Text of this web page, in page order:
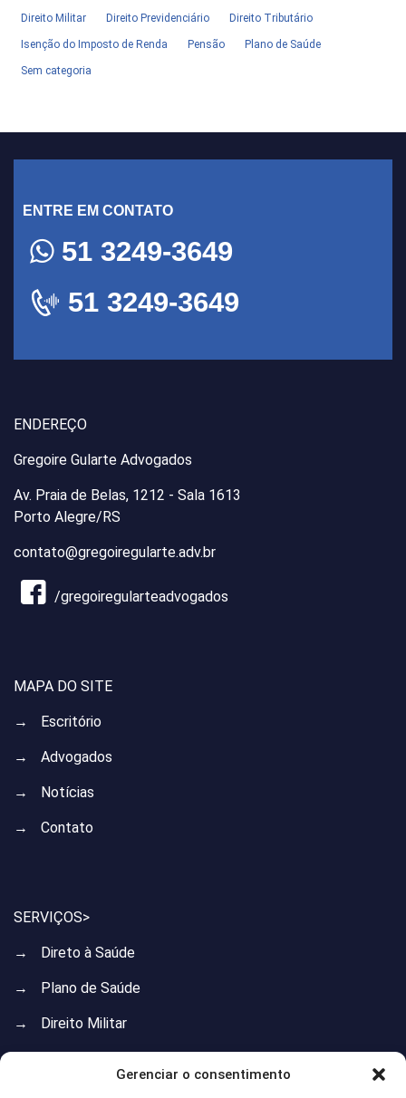
Gerenciar o consentimento
Direito Militar Direito Previdenciário Direito Tributário
Isenção do Imposto de Renda Pensão Plano de Saúde
Sem categoria
ENTRE EM CONTATO
51 3249-3649
51 3249-3649
ENDEREÇO
Gregoire Gularte Advogados
Av. Praia de Belas, 1212 - Sala 1613
Porto Alegre/RS
contato@gregoiregularte.adv.br
/gregoiregularteadvogados
MAPA DO SITE
→ Escritório
→ Advogados
→ Notícias
→ Contato
SERVIÇOS>
→ Direto à Saúde
→ Plano de Saúde
→ Direito Militar